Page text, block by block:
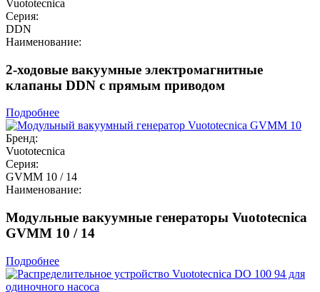
Vuototecnica
Серия:
DDN
Наименование:
2-ходовые вакуумные электромагнитные
клапаны DDN с прямым приводом
Подробнее
Бренд:
Vuototecnica
Серия:
GVMM 10 / 14
Наименование:
Модульные вакуумные генераторы Vuototecnica
GVMM 10 / 14
Подробнее